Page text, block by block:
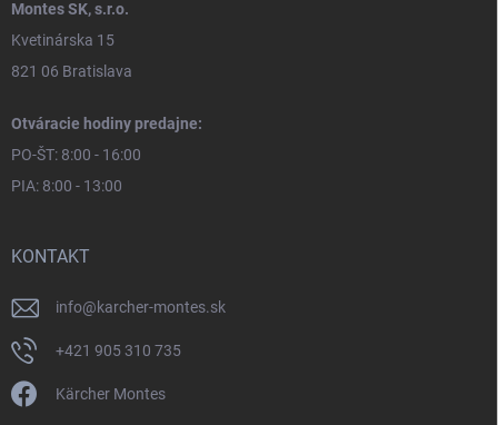
Montes SK, s.r.o.
Kvetinárska 15
821 06 Bratislava
Otváracie hodiny predajne:
PO-ŠT: 8:00 - 16:00
PIA: 8:00 - 13:00
KONTAKT
info@karcher-montes.sk
+421 905 310 735
Kärcher Montes